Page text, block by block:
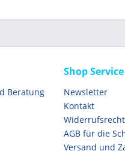
Beratung
Shop Service
Newsletter
Kontakt
Widerrufsrecht
AGB für die
Versand und